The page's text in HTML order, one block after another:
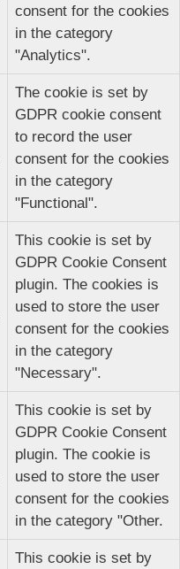
consent for the cookies
in the category
"Analytics".
The cookie is set by
GDPR cookie consent
to record the user
consent for the cookies
in the category
"Functional".
This cookie is set by
GDPR Cookie Consent
plugin. The cookies is
used to store the user
consent for the cookies
in the category
"Necessary".
This cookie is set by
GDPR Cookie Consent
plugin. The cookie is
used to store the user
consent for the cookies
in the category "Other.
This cookie is set by